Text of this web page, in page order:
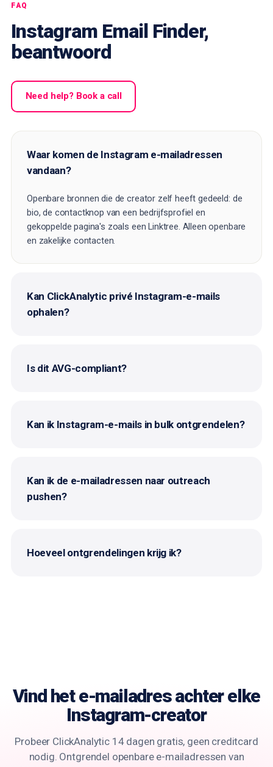
FAQ
Instagram Email Finder,
beantwoord
Need help? Book a call
Waar komen de Instagram e-mailadressen
vandaan?
Openbare bronnen die de creator zelf heeft gedeeld: de
bio, de contactknop van een bedrijfsprofiel en
gekoppelde pagina's zoals een Linktree. Alleen openbare
en zakelijke contacten.
Kan ClickAnalytic privé Instagram-e-mails
ophalen?
Is dit AVG-compliant?
Kan ik Instagram-e-mails in bulk ontgrendelen?
Kan ik de e-mailadressen naar outreach
pushen?
Hoeveel ontgrendelingen krijg ik?
Vind het e-mailadres achterelke
Instagram-creator
Probeer ClickAnalytic 14 dagen gratis, geen creditcard
nodig. Ontgrendel openbare e-mailadressen van